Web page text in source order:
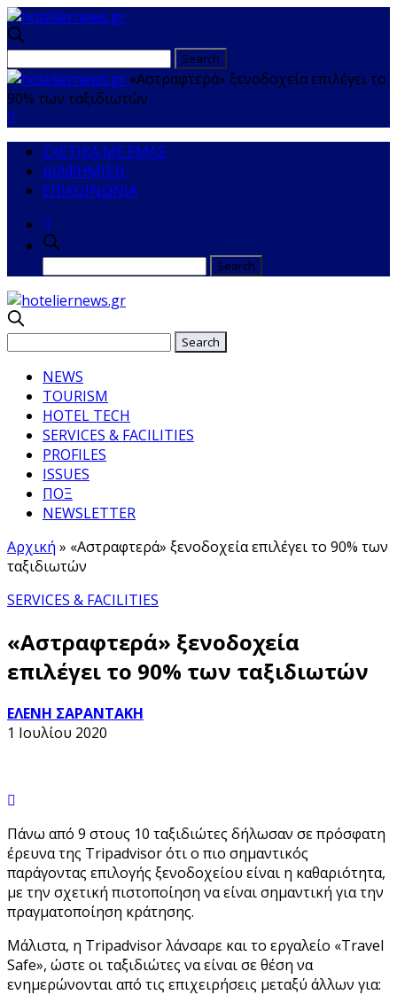
«Αστραφτερά» ξενοδοχεία επιλέγει το
90% των ταξιδιωτών
ΣΧΕΤΙΚΑ ΜΕ ΕΜΑΣ
ΔΙΑΦΗΜΙΣΗ
ΕΠΙΚΟΙΝΩΝΙΑ
NEWS
TOURISM
HOTEL TECH
SERVICES & FACILITIES
PROFILES
ISSUES
ΠΟΞ
NEWSLETTER
Αρχική » «Αστραφτερά» ξενοδοχεία επιλέγει το 90% των
ταξιδιωτών
SERVICES & FACILITIES
«Αστραφτερά» ξενοδοχεία
επιλέγει το 90% των ταξιδιωτών
ΕΛΕΝΗ ΣΑΡΑΝΤΑΚΗ
1 Ιουλίου 2020
Πάνω από 9 στους 10 ταξιδιώτες δήλωσαν σε πρόσφατη
έρευνα της Tripadvisor ότι ο πιο σημαντικός
παράγοντας επιλογής ξενοδοχείου είναι η καθαριότητα,
με την σχετική πιστοποίηση να είναι σημαντική για την
πραγματοποίηση κράτησης.
Μάλιστα, η Tripadvisor λάνσαρε και το εργαλείο «Travel
Safe», ώστε οι ταξιδιώτες να είναι σε θέση να
ενημερώνονται από τις επιχειρήσεις μεταξύ άλλων για: